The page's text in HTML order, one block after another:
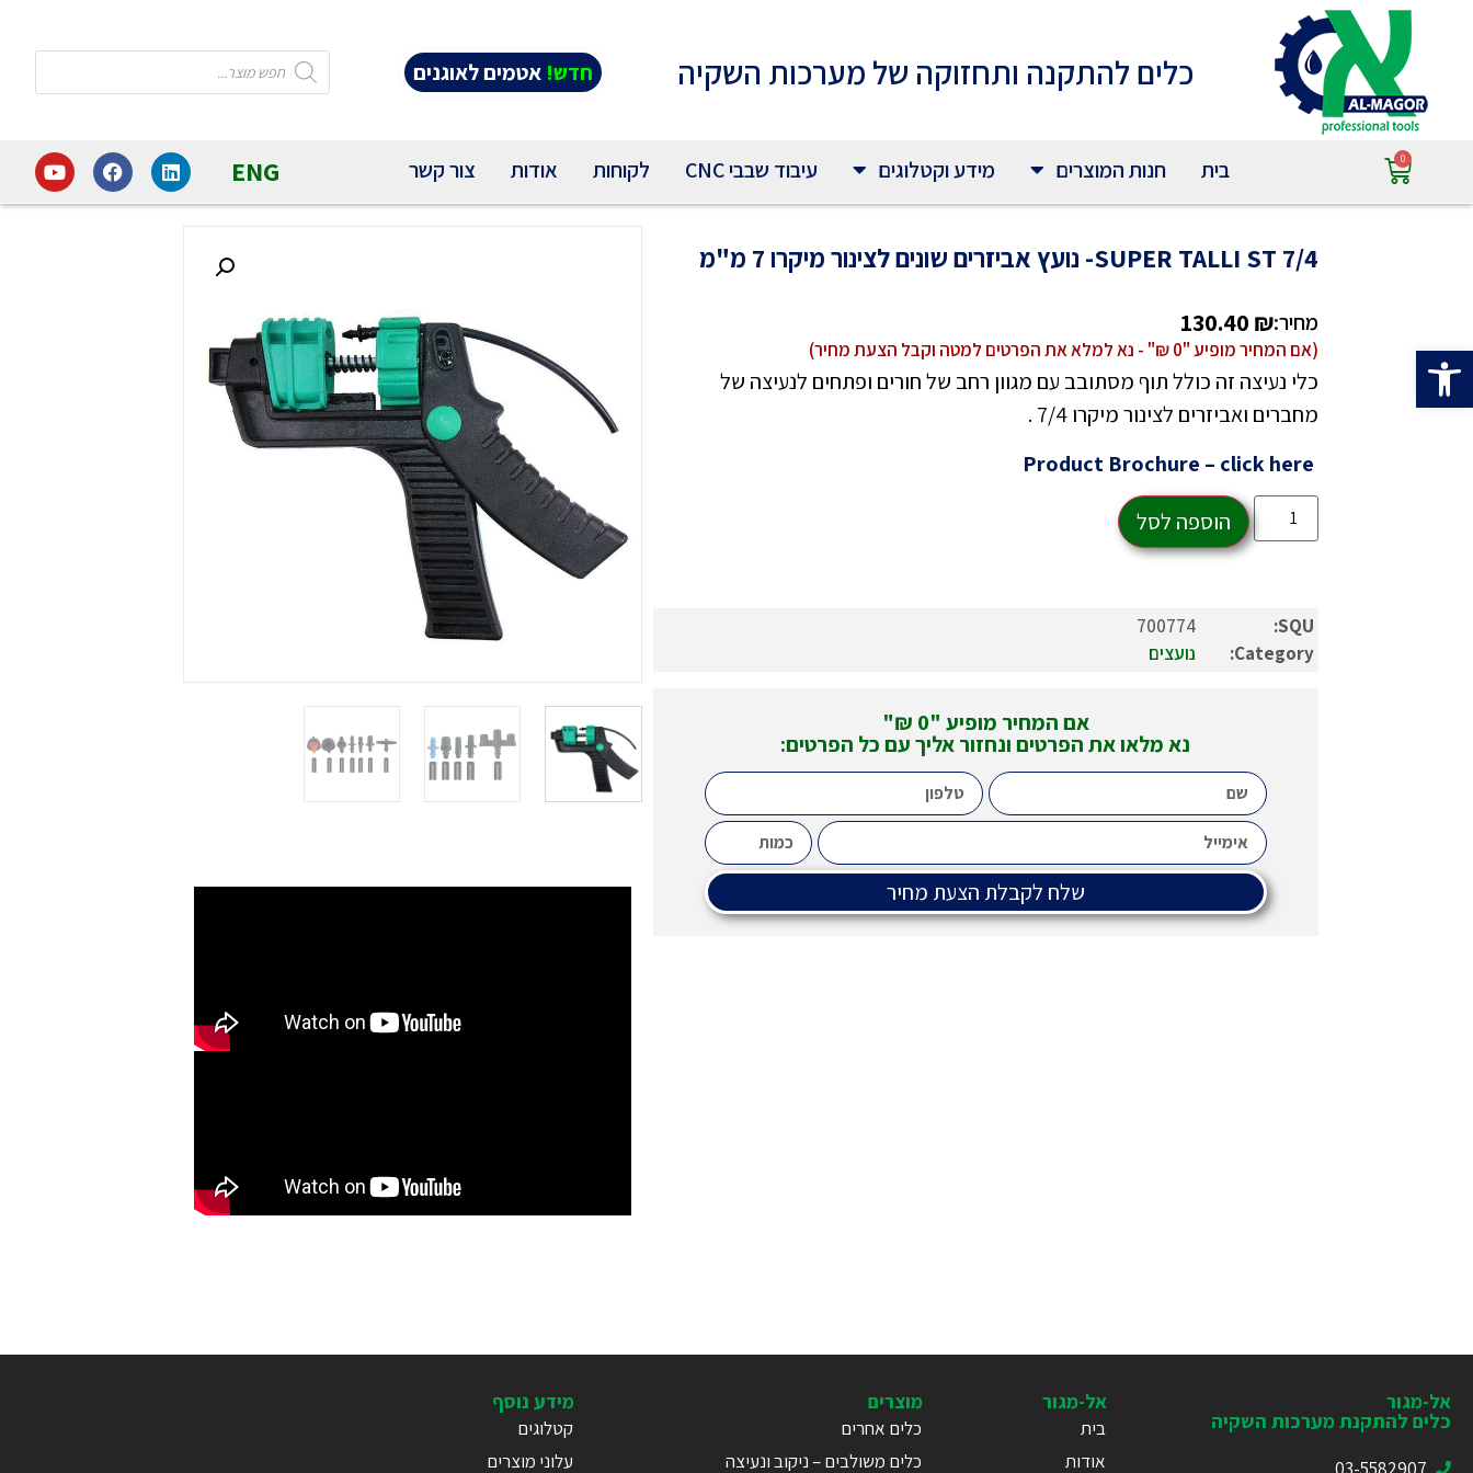
פתח סרגל נגישות
כלים להתקנה ותחזוקה של מערכות השקיה חדש! אטמים לאוגנים
0 בית חנות המוצרים מידע וקטלוגים עיבוד שבבי CNC לקוחות אודות צור קשר ENG
SUPER TALLI ST 7/4- נועץ אביזרים שונים לצינור מיקרו 7 מ"מ
מחיר: 130.40 ₪
(אם המחיר מופיע "0 ₪" - נא למלא את הפרטים למטה וקבל הצעת מחיר)
כלי נעיצה זה כולל תוף מסתובב עם מגוון רחב של חורים ופתחים לנעיצה של
מחברים ואביזרים לצינור מיקרו 7/4 .
Product Brochure – click here
הוספה לסל
SQU:
700774
Category:
נועצים
אם המחיר מופיע "0 ₪"
נא מלאו את הפרטים ונחזור אליך עם כל הפרטים:
שלח לקבלת הצעת מחיר
אל-מגור
כלים להתקנת מערכות השקיה
03-5582907
אל-מגור
בית
אודות
מוצרים
כלים אחרים
כלים משולבים – ניקוב ונעיצה
מידע נוסף
קטלוגים
עלוני מוצרים